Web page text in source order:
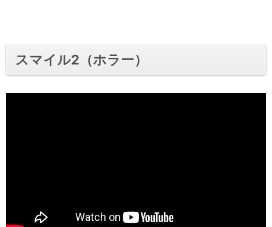
スマイル2（ホラー）